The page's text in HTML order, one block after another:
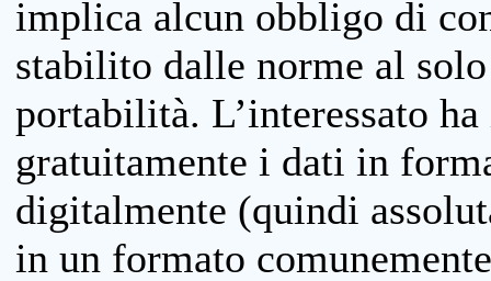
implica alcun obbligo di
stabilito dalle norme al
portabilità. L’interessato
gratuitamente i dati in
digitalmente (quindi
in un formato